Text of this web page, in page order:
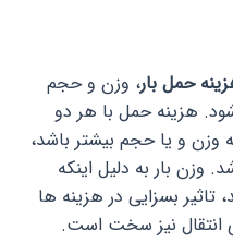
حمل بار، وزن و حجم
هزینه حمل با هر دو
وزن و یا حجم بیشتر باشد،
وزن بار به دلیل اینکه
بسزایی در هزینه ها
انتقال نیز سخت است.